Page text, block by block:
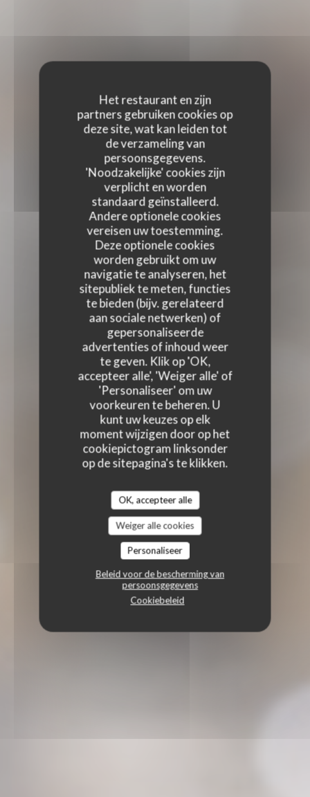
Het restaurant en zijn
partners gebruiken cookies op
deze site, wat kan leiden tot
de verzameling van
persoonsgegevens.
'Noodzakelijke' cookies zijn
verplicht en worden
standaard geïnstalleerd.
Andere optionele cookies
vereisen uw toestemming.
Deze optionele cookies
worden gebruikt om uw
navigatie te analyseren, het
sitepubliek te meten, functies
te bieden (bijv. gerelateerd
aan sociale netwerken) of
gepersonaliseerde
advertenties of inhoud weer
te geven. Klik op 'OK,
accepteer alle', 'Weiger alle' of
'Personaliseer' om uw
voorkeuren te beheren. U
kunt uw keuzes op elk
moment wijzigen door op het
cookiepictogram linksonder
op de sitepagina's te klikken.
OK, accepteer alle
Weiger alle cookies
Personaliseer
Beleid voor de bescherming van
persoonsgegevens
Cookiebeleid